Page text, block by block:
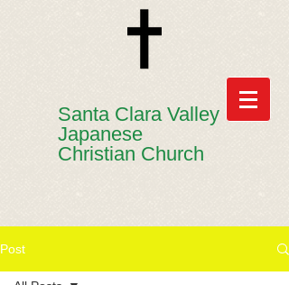
​​Santa Clara Valley
Japanese
Christian Church
Post